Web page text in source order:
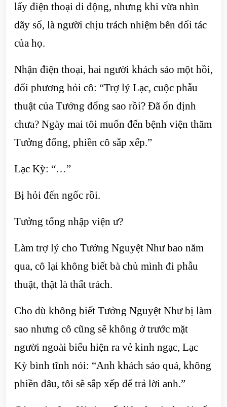
lấy điện thoại di động, nhưng khi vừa nhìn
dãy số, là người chịu trách nhiệm bên đối tác
của họ.
Nhận điện thoại, hai người khách sáo một hồi,
đối phương hỏi cô: “Trợ lý Lạc, cuộc phẫu
thuật của Tưởng đổng sao rồi? Đã ổn định
chưa? Ngày mai tôi muốn đến bệnh viện thăm
Tưởng đổng, phiền cô sắp xếp.”
Lạc Kỳ: “…”
Bị hỏi đến ngốc rồi.
Tưởng tổng nhập viện ư?
Làm trợ lý cho Tưởng Nguyệt Như bao năm
qua, cô lại không biết bà chủ mình đi phẫu
thuật, thật là thất trách.
Cho dù không biết Tưởng Nguyệt Như bị làm
sao nhưng cô cũng sẽ không ở trước mặt
người ngoài biểu hiện ra vẻ kinh ngạc, Lạc
Kỳ bình tĩnh nói: “Anh khách sáo quá, không
phiền đâu, tôi sẽ sắp xếp để trả lời anh.”